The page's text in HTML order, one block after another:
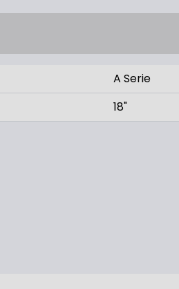
A Serie
18"